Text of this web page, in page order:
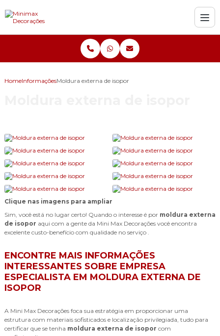
HomeInformaçõesMoldura externa de isopor
Clique nas imagens para ampliar
Sim, você está no lugar certo! Quando o interesse é por moldura externa
de isopor aqui com a gente da Mini Max Decorações você encontra
excelente custo-benefício com qualidade no serviço .
ENCONTRE MAIS INFORMAÇÕES
INTERESSANTES SOBRE EMPRESA
ESPECIALISTA EM MOLDURA EXTERNA DE
ISOPOR
A Mini Max Decorações foca sua estratégia em proporcionar uma
estrutura com materiais sofisticados e localização privilegiada, tudo para
certificar que se tenha moldura externa de isopor com